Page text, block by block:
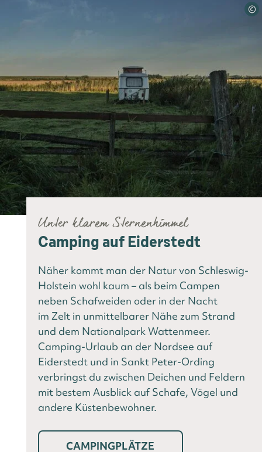
©
Unter klarem Sternenhimmel
Camping auf Eiderstedt
Näher kommt man der Natur von Schleswig-
Holstein wohl kaum – als beim Campen
neben Schafweiden oder in der Nacht
im Zelt in unmittelbarer Nähe zum Strand
und dem Nationalpark Wattenmeer.
Camping-Urlaub an der Nordsee auf
Eiderstedt und in Sankt Peter-Ording
verbringst du zwischen Deichen und Feldern
mit bestem Ausblick auf Schafe, Vögel und
andere Küstenbewohner.
CAMPINGPLÄTZE